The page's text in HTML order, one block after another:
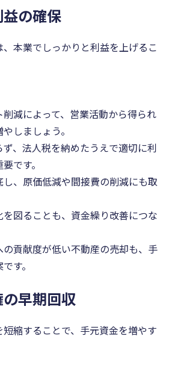
の確保
本業でしっかりと利益を上げるこ
減によって、営業活動から得られ
しましょう。
、法人税を納めたうえで適切に利
です。
し、原価低減や間接費の削減にも取
図ることも、資金繰り改善につな
貢献度が低い不動産の売却も、手
す。
早期回収
縮することで、手元資金を増やす